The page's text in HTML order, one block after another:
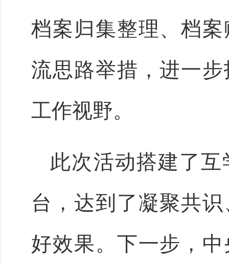
档案归集整理、档
流思路举措，进一
工作视野。
此次活动搭建了
台，达到了凝聚共
好效果。下一步，